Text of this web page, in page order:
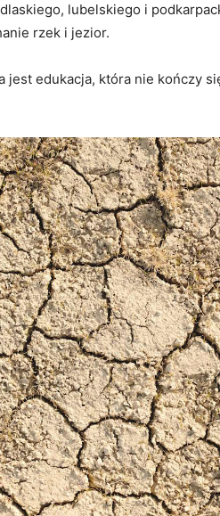
lubelskiego i
rzek i jezior.
jest edukacja, która nie kończy